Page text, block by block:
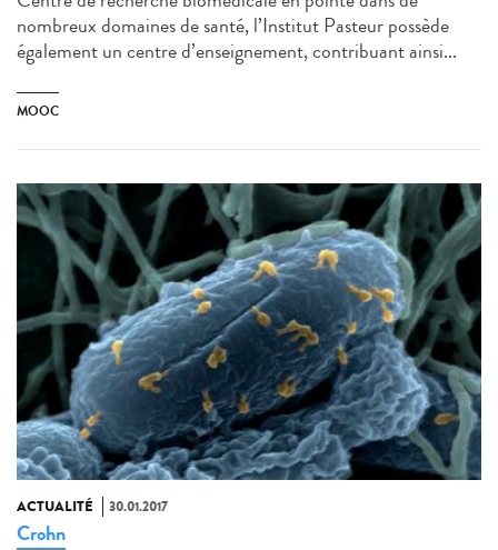
nombreux domaines de santé, l’Institut Pasteur possède
également un centre d’enseignement, contribuant ainsi...
MOOC
ACTUALITÉ 30.01.2017
Crohn